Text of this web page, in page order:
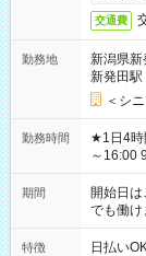
交通費
勤務地
新潟県新
新発田駅
＜シ
勤務時間
★1日4時間～の時
～16:00
の場合
せん ※法
象となり
り、短時
期間
開始日
でも働け
特徴 日払い